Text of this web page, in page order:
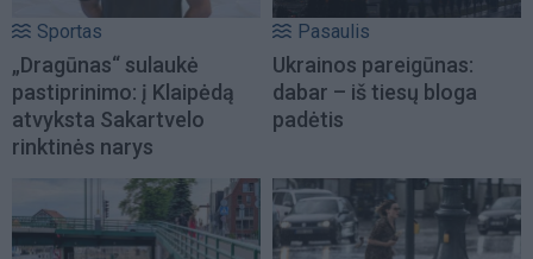
Sportas
„Dragūnas“ sulaukė
pastiprinimo: į Klaipėdą
atvyksta Sakartvelo
rinktinės narys
Pasaulis
Ukrainos pareigūnas:
dabar – iš tiesų bloga
padėtis